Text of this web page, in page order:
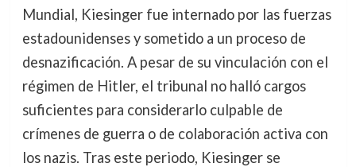
Mundial, Kiesinger fue internado por las fuerzas
estadounidenses y sometido a un proceso de
desnazificación. A pesar de su vinculación con el
régimen de Hitler, el tribunal no halló cargos
suficientes para considerarlo culpable de
crímenes de guerra o de colaboración activa con
los nazis. Tras este periodo, Kiesinger se